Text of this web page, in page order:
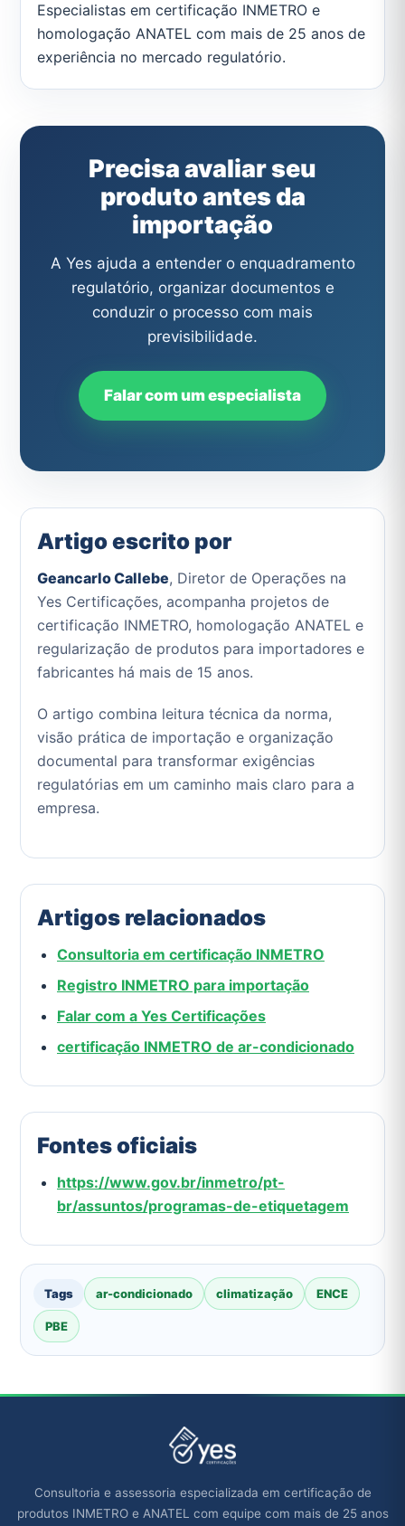
Especialistas em certificação INMETRO e
homologação ANATEL com mais de 25 anos de
experiência no mercado regulatório.
Precisa avaliar seu
produto antes da
importação
A Yes ajuda a entender o enquadramento
regulatório, organizar documentos e
conduzir o processo com mais
previsibilidade.
Falar com um especialista
Artigo escrito por
Geancarlo Callebe, Diretor de Operações na
Yes Certificações, acompanha projetos de
certificação INMETRO, homologação ANATEL e
regularização de produtos para importadores e
fabricantes há mais de 15 anos.
O artigo combina leitura técnica da norma,
visão prática de importação e organização
documental para transformar exigências
regulatórias em um caminho mais claro para a
empresa.
Artigos relacionados
Consultoria em certificação INMETRO
Registro INMETRO para importação
Falar com a Yes Certificações
certificação INMETRO de ar-condicionado
Fontes oficiais
https://www.gov.br/inmetro/pt-
br/assuntos/programas-de-etiquetagem
ar-condicionado climatização ENCE
PBE
Consultoria e assessoria especializada em certificação de
produtos INMETRO e ANATEL com equipe com mais de 25 anos